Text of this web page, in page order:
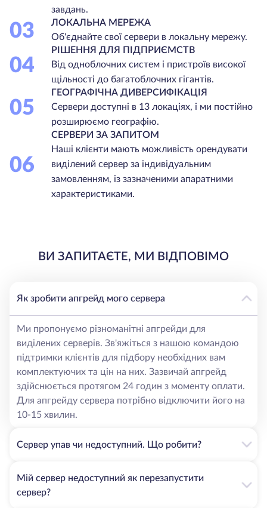
завдань.
03
ЛОКАЛЬНА МЕРЕЖА
Об'єднайте свої сервери в локальну мережу.
04
РІШЕННЯ ДЛЯ ПІДПРИЄМСТВ
Від одноблочних систем і пристроїв високої
щільності до багатоблочних гігантів.
05
ГЕОГРАФІЧНА ДИВЕРСИФІКАЦІЯ
Сервери доступні в 13 локаціях, і ми постійно
розширюємо географію.
06
СЕРВЕРИ ЗА ЗАПИТОМ
Наші клієнти мають можливість орендувати
виділений сервер за індивідуальним
замовленням, із зазначеними апаратними
характеристиками.
ВИ ЗАПИТАЄТЕ, МИ ВІДПОВІМО
Як зробити апгрейд мого сервера
Ми пропонуємо різноманітні апгрейди для
виділених серверів. Зв'яжіться з нашою командою
підтримки клієнтів для підбору необхідних вам
комплектуючих та цін на них. Зазвичай апгрейд
здійснюється протягом 24 годин з моменту оплати.
Для апгрейду сервера потрібно відключити його на
10-15 хвилин.
Сервер упав чи недоступний. Що робити?
Мій сервер недоступний як перезапустити
сервер?